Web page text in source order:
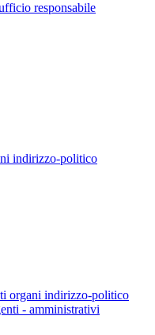
responsabile
indirizzo-politico
organi indirizzo-politico
- amministrativi